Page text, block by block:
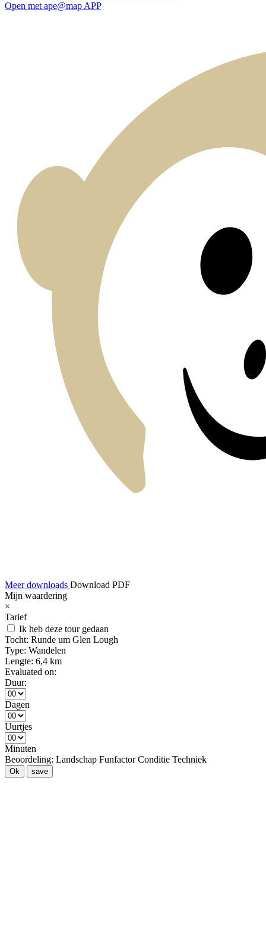
Open met ape@map APP
Meer downloads Download PDF
Mijn waardering
×
Tarief
Ik heb deze tour gedaan
Tocht: Runde um Glen Lough
Type: Wandelen
Lengte: 6,4 km
Evaluated on:
Duur:
Dagen
Uurtjes
Minuten
Beoordeling: Landschap Funfactor Conditie Techniek
Ok save